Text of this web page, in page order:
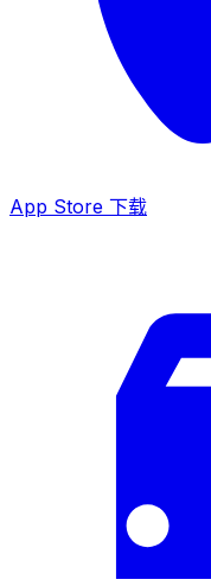
App Store 下载